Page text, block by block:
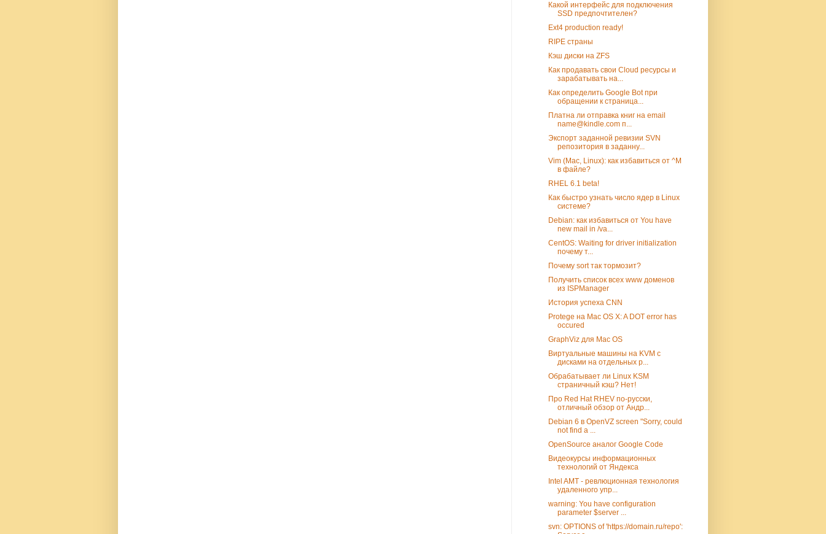
Какой интерфейс для подключения
SSD предпочтителен?
Ext4 production ready!
RIPE страны
Кэш диски на ZFS
Как продавать свои Cloud ресурсы и
зарабатывать на...
Как определить Google Bot при
обращении к страница...
Платна ли отправка книг на email
name@kindle.com п...
Экспорт заданной ревизии SVN
репозитория в заданну...
Vim (Mac, Linux): как избавиться от ^M
в файле?
RHEL 6.1 beta!
Как быстро узнать число ядер в Linux
системе?
Debian: как избавиться от You have
new mail in /va...
CentOS: Waiting for driver initialization
почему т...
Почему sort так тормозит?
Получить список всех www доменов
из ISPManager
История успеха CNN
Protege на Mac OS X: A DOT error has
occured
GraphViz для Mac OS
Виртуальные машины на KVM с
дисками на отдельных р...
Обрабатывает ли Linux KSM
страничный кэш? Нет!
Про Red Hat RHEV по-русски,
отличный обзор от Андр...
Debian 6 в OpenVZ screen "Sorry, could
not find a ...
OpenSource аналог Google Code
Видеокурсы информационных
технологий от Яндекса
Intel AMT - ревлюционная технология
удаленного упр...
warning: You have configuration
parameter $server ...
svn: OPTIONS of 'https://domain.ru/repo':